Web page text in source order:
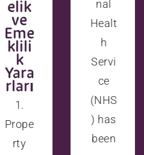
elik
ve
Eme
klili
Yara
rları
Prope
rty
nal
Healt
Servi
ce
(NHS
) has
been